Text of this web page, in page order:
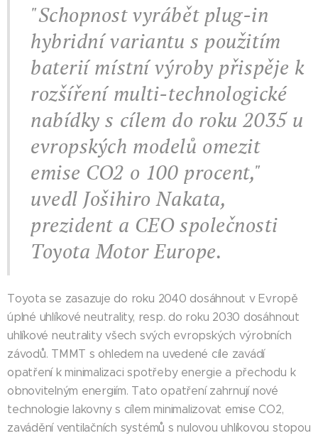
"Schopnost vyrábět plug-in
hybridní variantu s použitím
baterií místní výroby přispěje k
rozšíření multi-technologické
nabídky s cílem do roku 2035 u
evropských modelů omezit
emise CO2 o 100 procent,"
uvedl Jošihiro Nakata,
prezident a CEO společnosti
Toyota Motor Europe.
Toyota se zasazuje do roku 2040 dosáhnout v Evropě
úplné uhlíkové neutrality, resp. do roku 2030 dosáhnout
uhlíkové neutrality všech svých evropských výrobních
závodů. TMMT s ohledem na uvedené cíle zavádí
opatření k minimalizaci spotřeby energie a přechodu k
obnovitelným energiím. Tato opatření zahrnují nové
technologie lakovny s cílem minimalizovat emise CO2,
zavádění ventilačních systémů s nulovou uhlíkovou stopou